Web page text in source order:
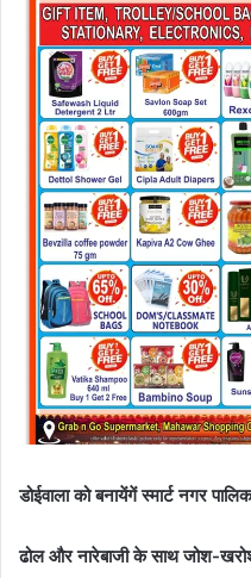
डोईवाला को बनायेंगें स्मार्ट नगर
ढोल और नारेबाजी के साथ जोश-